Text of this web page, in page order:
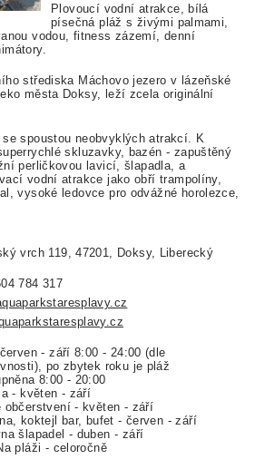
Plovoucí vodní atrakce, bílá
písečná pláž s živými palmami,
vodou, fitness zázemí, denní
střediska Máchovo jezero v lázeňské
města Doksy, leží zcela originální
spoustou neobvyklých atrakcí. K
skluzavky, bazén - zapuštěný
perličkovou lavicí, šlapadla, a
vodní atrakce jako obří trampolíny,
vysoké ledovce pro odvážné horolezce,
vrch 119, 47201, Doksy, Liberecký
784 317
- září 8:00 - 24:00 (dle
po zbytek roku je pláž
8:00 - 20:00
- květen - září
občerstvení - květen - září
koktejl bar, bufet - červen - září
šlapadel - duben - září
pláži - celoročně